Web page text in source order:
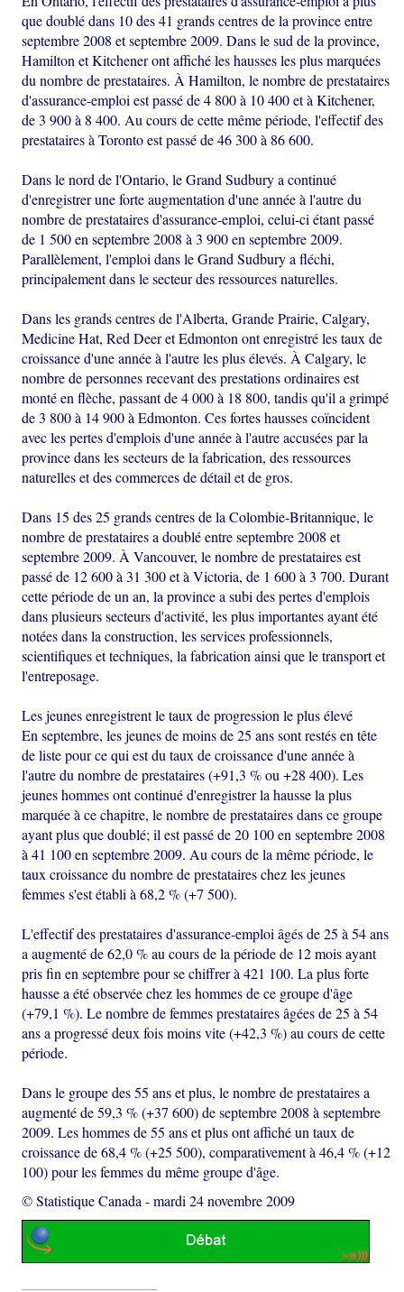
que doublé dans 10 des 41 grands centres de la province entre
septembre 2008 et septembre 2009. Dans le sud de la province,
Hamilton et Kitchener ont affiché les hausses les plus marquées
du nombre de prestataires. À Hamilton, le nombre de prestataires
d'assurance-emploi est passé de 4 800 à 10 400 et à Kitchener,
de 3 900 à 8 400. Au cours de cette même période, l'effectif des
prestataires à Toronto est passé de 46 300 à 86 600.
Dans le nord de l'Ontario, le Grand Sudbury a continué
d'enregistrer une forte augmentation d'une année à l'autre du
nombre de prestataires d'assurance-emploi, celui-ci étant passé
de 1 500 en septembre 2008 à 3 900 en septembre 2009.
Parallèlement, l'emploi dans le Grand Sudbury a fléchi,
principalement dans le secteur des ressources naturelles.
Dans les grands centres de l'Alberta, Grande Prairie, Calgary,
Medicine Hat, Red Deer et Edmonton ont enregistré les taux de
croissance d'une année à l'autre les plus élevés. À Calgary, le
nombre de personnes recevant des prestations ordinaires est
monté en flèche, passant de 4 000 à 18 800, tandis qu'il a grimpé
de 3 800 à 14 900 à Edmonton. Ces fortes hausses coïncident
avec les pertes d'emplois d'une année à l'autre accusées par la
province dans les secteurs de la fabrication, des ressources
naturelles et des commerces de détail et de gros.
Dans 15 des 25 grands centres de la Colombie-Britannique, le
nombre de prestataires a doublé entre septembre 2008 et
septembre 2009. À Vancouver, le nombre de prestataires est
passé de 12 600 à 31 300 et à Victoria, de 1 600 à 3 700. Durant
cette période de un an, la province a subi des pertes d'emplois
dans plusieurs secteurs d'activité, les plus importantes ayant été
notées dans la construction, les services professionnels,
scientifiques et techniques, la fabrication ainsi que le transport et
l'entreposage.
Les jeunes enregistrent le taux de progression le plus élevé
En septembre, les jeunes de moins de 25 ans sont restés en tête
de liste pour ce qui est du taux de croissance d'une année à
l'autre du nombre de prestataires (+91,3 % ou +28 400). Les
jeunes hommes ont continué d'enregistrer la hausse la plus
marquée à ce chapitre, le nombre de prestataires dans ce groupe
ayant plus que doublé; il est passé de 20 100 en septembre 2008
à 41 100 en septembre 2009. Au cours de la même période, le
taux croissance du nombre de prestataires chez les jeunes
femmes s'est établi à 68,2 % (+7 500).
L'effectif des prestataires d'assurance-emploi âgés de 25 à 54 ans
a augmenté de 62,0 % au cours de la période de 12 mois ayant
pris fin en septembre pour se chiffrer à 421 100. La plus forte
hausse a été observée chez les hommes de ce groupe d'âge
(+79,1 %). Le nombre de femmes prestataires âgées de 25 à 54
ans a progressé deux fois moins vite (+42,3 %) au cours de cette
période.
Dans le groupe des 55 ans et plus, le nombre de prestataires a
augmenté de 59,3 % (+37 600) de septembre 2008 à septembre
2009. Les hommes de 55 ans et plus ont affiché un taux de
croissance de 68,4 % (+25 500), comparativement à 46,4 % (+12
100) pour les femmes du même groupe d'âge.
© Statistique Canada -mardi 24 novembre 2009